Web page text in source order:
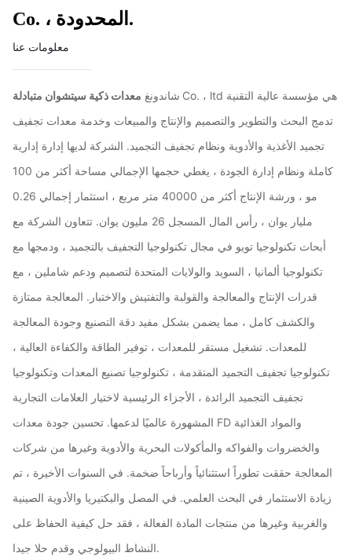
Co. ، المحدودة.
معلومات عنا
شاندونغ Co. ، ltd هي مؤسسة عالية التقنية
تدمج البحث والتطوير والتصميم والإنتاج والمبيعات وخدمة معدات تجفيف
تجميد الأغذية والأدوية ونظام تجفيف التجميد. الشركة لديها إدارة إدارية
كاملة ونظام إدارة الجودة ، يغطي حجمها الإجمالي مساحة أكثر من 100
مو ، ورشة الإنتاج أكثر من 40000 متر مربع ، استثمار إجمالي 0.26
مليار يوان ، رأس المال المسجل 26 مليون يوان. تتعاون الشركة مع
أبحاث تكنولوجيا تويو في مجال تكنولوجيا التجفيف بالتجميد ، ودمجها مع
تكنولوجيا ألمانيا ، السويد والولايات المتحدة لتصميم ودعم شاملين ، مع
قدرات الإنتاج والمعالجة والقولبة والتفتيش والاختبار. المعالجة ممتازة
والكشف كامل ، مما يضمن بشكل مفيد دقة التصنيع وجودة المعالجة
للمعدات. تشغيل مستقر للمعدات ، توفير الطاقة والكفاءة العالية ،
تكنولوجيا تجفيف التجميد المتقدمة ، تكنولوجيا تصنيع المعدات وتكنولوجيا
تجفيف التجميد الرائدة ، الأجزاء الرئيسية لاختيار العلامات التجارية
المشهورة عالميًا لدعمها. تحسين جودة معدات FD والمواد الغذائية
والخضروات والفواكه والمأكولات البحرية والأدوية وغيرها من شركات
المعالجة حققت تطوراً استثنائياً وأرباحاً ضخمة. في السنوات الأخيرة ، تم
زيادة الاستثمار في البحث العلمي. في المصل والبكتيريا والأدوية الصينية
والغربية وغيرها من منتجات المادة الفعالة ، فقد حل كيفية الحفاظ على
النشاط البيولوجي وقدم حلا جيدا.